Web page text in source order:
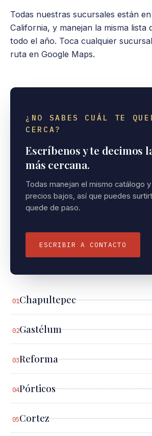
Todas nuestras sucursales están en
California, y manejan la misma lista
todo el año. Toca cualquier
ruta en Google Maps.
01Chapultepec
02Gastélum
03Reforma
04Pórticos
05Cortez
¿NO SABES CUÁL TE
CERCA?
Escríbenos y te decimos
más cercana.
Todas manejan el mismo catálogo y
precios bajos, así que puedes
quede de paso.
ESCRIBIR A CONTACTO